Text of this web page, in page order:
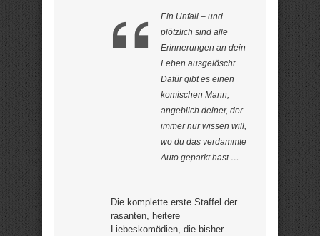
Ein Unfall – und
plötzlich sind alle
Erinnerungen an dein
Leben ausgelöscht.
Dafür gibt es einen
komischen Mann,
angeblich deiner, der
immer nur wissen will,
wo du das verdammte
Auto geparkt hast …
Die komplette erste Staffel der
rasanten, heitere
Liebeskomödien, die bisher